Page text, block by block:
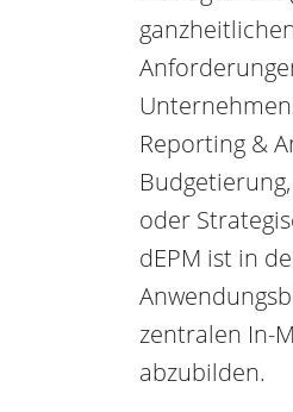
Kontakt
Reporting &
oder
dEPM ist in
zentralen In-
abzubilden.